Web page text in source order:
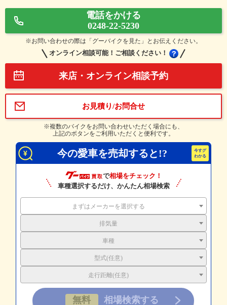
電話をかける
0248-22-5230
※お問い合わせの際は「グーバイクを見た」とお伝えください。
オンライン相談可能！ご相談ください！
来店・オンライン相談予約
お見積り/お問合せ
※複数のバイクをお問い合わせいただく場合にも、
上記のボタンをご利用いただくと便利です。
今の愛車を売却すると!?
で相場をチェック！
車種選択するだけ、かんたん相場検索
まずはメーカーを選択する
排気量
車種
型式(任意)
走行距離(任意)